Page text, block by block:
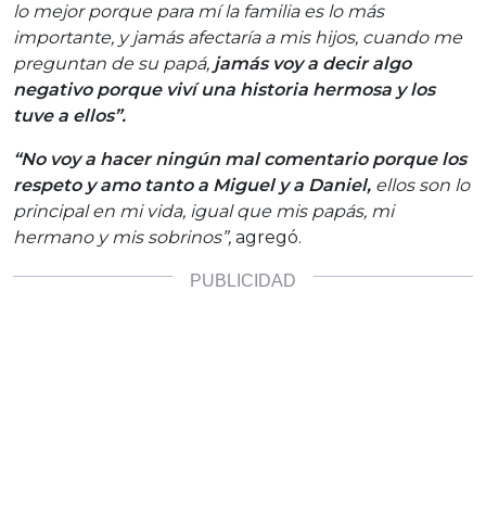
lo mejor porque para mí la familia es lo más
importante, y jamás afectaría a mis hijos, cuando me
preguntan de su papá, jamás voy a decir algo
negativo porque viví una historia hermosa y los
tuve a ellos”.
“No voy a hacer ningún mal comentario porque los
respeto y amo tanto a Miguel y a Daniel, ellos son lo
principal en mi vida, igual que mis papás, mi
hermano y mis sobrinos”, agregó.